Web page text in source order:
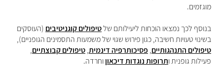
מוגזמים.
בנוסף לכך נמצאו הוכחות ליעילותם שלטיפולים קוגניטיבים (העוסקים
בשינוי טעויות חשיבה, כגון פירוש שגוי של משמעות התסמינים הגופניים),
טיפולים התנהגותיים, פסיכותרפיה דינמית,טיפולים קבוצתיים,
פעילות גופנית ותרופות נוגדות דיכאוןוחרדה.